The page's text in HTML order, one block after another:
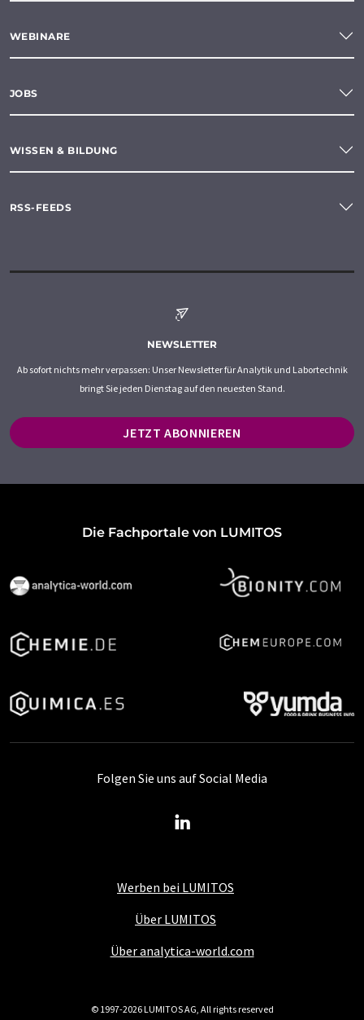
WEBINARE
JOBS
WISSEN & BILDUNG
RSS-FEEDS
NEWSLETTER
Ab sofort nichts mehr verpassen: Unser Newsletter für Analytik und Labortechnik
bringt Sie jeden Dienstag auf den neuesten Stand.
JETZT ABONNIEREN
Die Fachportale von LUMITOS
Werben bei LUMITOS
Über LUMITOS
Über analytica-world.com
Folgen Sie uns auf Social Media
© 1997-2026 LUMITOS AG, All rights reserved